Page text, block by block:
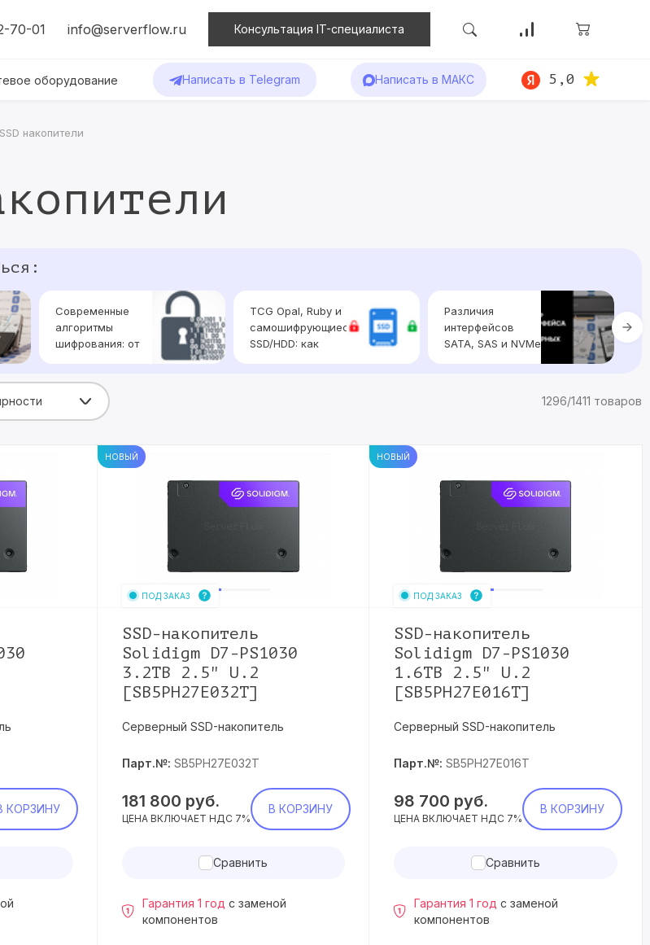
70-01 info@serverflow.ru Консультация IT-специалиста
оборудование Написать в Telegram Написать в МАКС 5,0
накопители
Современные
алгоритмы
шифрования: от
TCG Opal, Ruby и
самошифрующиеся
SSD/HDD: как
Различия
интерфейсов
SATA, SAS и NVMe
1296/1411 товаров
КОРЗИНУ
НОВЫЙ
ПОД ЗАКАЗ
SSD-накопитель
Solidigm D7-PS1030
3.2TB 2.5" U.2
[SB5PH27E032T]
Серверный SSD-накопитель
Парт.№: SB5PH27E032T
181 800 руб.
ЦЕНА ВКЛЮЧАЕТ НДС 7%
В КОРЗИНУ
Сравнить
Гарантия 1 год с заменой
компонентов
НОВЫЙ
ПОД ЗАКАЗ
SSD-накопитель
Solidigm D7-PS1030
1.6TB 2.5" U.2
[SB5PH27E016T]
Серверный SSD-накопитель
Парт.№: SB5PH27E016T
98 700 руб.
ЦЕНА ВКЛЮЧАЕТ НДС 7%
В КОРЗИНУ
Сравнить
Гарантия 1 год с заменой
компонентов